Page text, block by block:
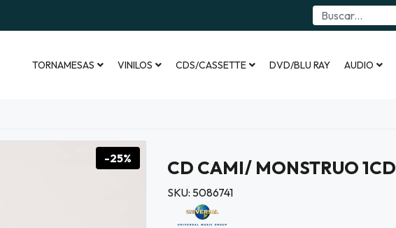
TORNAMESAS VINILOS CDS/CASSETTE DVD/BLU RAY AUDIO
-25% CD CAMI/ MONSTRUO 1CD
SKU: 5086741